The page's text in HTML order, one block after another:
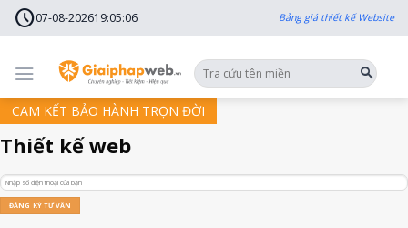
contentschedule07-08-202619:05:09 Bảng giá thiết kế Website
CAM KẾT BẢO HÀNH TRỌN ĐỜI
Thiết kế web